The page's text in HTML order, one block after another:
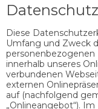
Diese
Umfang und Zweck
personenbezogenen
innerhalb unseres
verbundenen
externen
auf (nachfolgend
„Onlineangebot“).